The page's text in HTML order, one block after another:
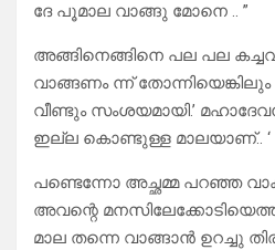
ദേ പൂമാല വാങ്ങു മോനെ .. ”
അങ്ങിനെങ്ങിനെ പല പല
വാങ്ങണം ന്ന്
വീണ്ടും സംശയമായി.’
ഇല്ല കൊണ്ടുള്ള മാലയാണ്.. ‘
പണ്ടെന്നോ അച്ഛമ്മ പറഞ്ഞ
അവന്റെ
മാല തന്നെ വാങ്ങാൻ ഉറച്ചു